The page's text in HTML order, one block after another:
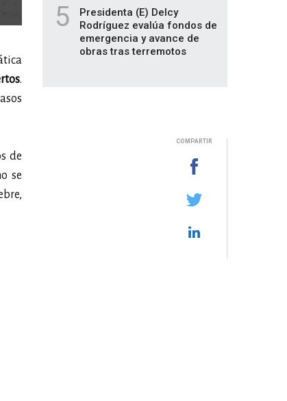
.
de
se
5
Presidenta (E) Delcy
Rodríguez evalúa fondos de
emergencia y avance de
obras tras terremotos
COMPARTIR